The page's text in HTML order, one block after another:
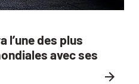
l’une des plus
avec ses